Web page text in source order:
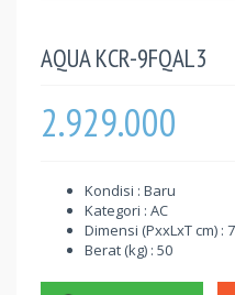
AQUA KCR-9FQAL3
2.929.000
Kondisi : Baru
Kategori : AC
Dimensi (PxxLxT cm) :
Berat (kg) : 50